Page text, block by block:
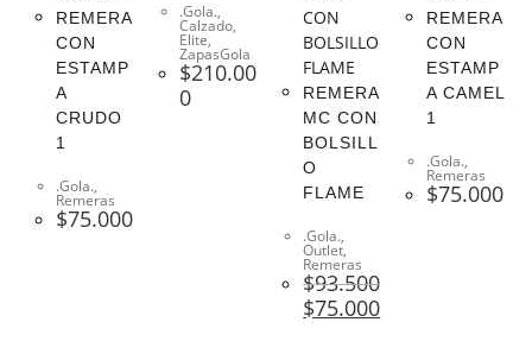
REMERA
CON
ESTAMP
A
CRUDO
1
.Gola.,
Remeras
$75.000
.Gola.,
Calzado,
Elite,
ZapasGola
$210.00
0
REMERA
MC CON
BOLSILL
O
FLAME
.Gola.,
Outlet,
Remeras
$93.500
$75.000
REMERA
CON
ESTAMP
A CAMEL
1
.Gola.,
Remeras
$75.000